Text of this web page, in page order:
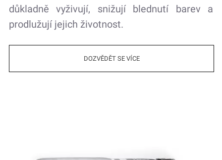
důkladně vyživují, snižují blednutí barev a
prodlužují jejich životnost.
DOZVĚDĚT SE VÍCE